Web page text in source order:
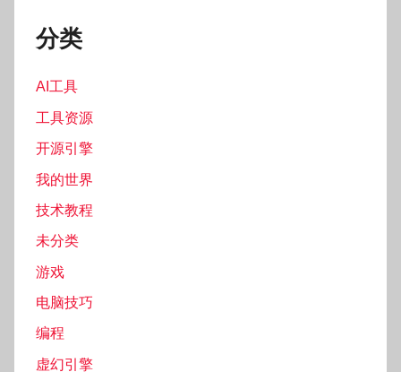
分类
AI工具
工具资源
开源引擎
我的世界
技术教程
未分类
游戏
电脑技巧
编程
虚幻引擎